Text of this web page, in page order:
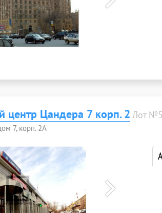
центр Цандера 7 корп. 2 Лот
7, корп. 2А